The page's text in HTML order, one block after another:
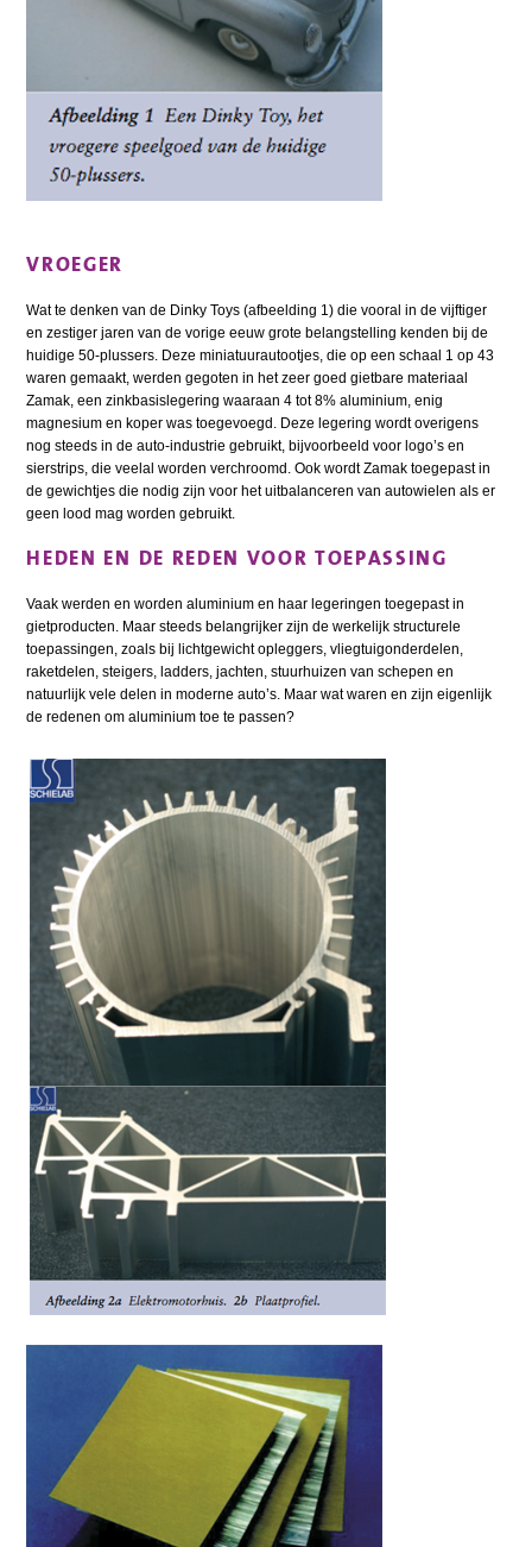
VROEGER
Wat te denken van de Dinky Toys (afbeelding 1) die vooral in de vijftiger
en zestiger jaren van de vorige eeuw grote belangstelling kenden bij de
huidige 50-plussers. Deze miniatuurautootjes, die op een schaal 1 op 43
waren gemaakt, werden gegoten in het zeer goed gietbare materiaal
Zamak, een zinkbasislegering waaraan 4 tot 8% aluminium, enig
magnesium en koper was toegevoegd. Deze legering wordt overigens
nog steeds in de auto-industrie gebruikt, bijvoorbeeld voor logo’s en
sierstrips, die veelal worden verchroomd. Ook wordt Zamak toegepast in
de gewichtjes die nodig zijn voor het uitbalanceren van autowielen als er
geen lood mag worden gebruikt.
HEDEN EN DE REDEN VOOR TOEPASSING
Vaak werden en worden aluminium en haar legeringen toegepast in
gietproducten. Maar steeds belangrijker zijn de werkelijk structurele
toepassingen, zoals bij lichtgewicht opleggers, vliegtuigonderdelen,
raketdelen, steigers, ladders, jachten, stuurhuizen van schepen en
natuurlijk vele delen in moderne auto’s. Maar wat waren en zijn eigenlijk
de redenen om aluminium toe te passen?